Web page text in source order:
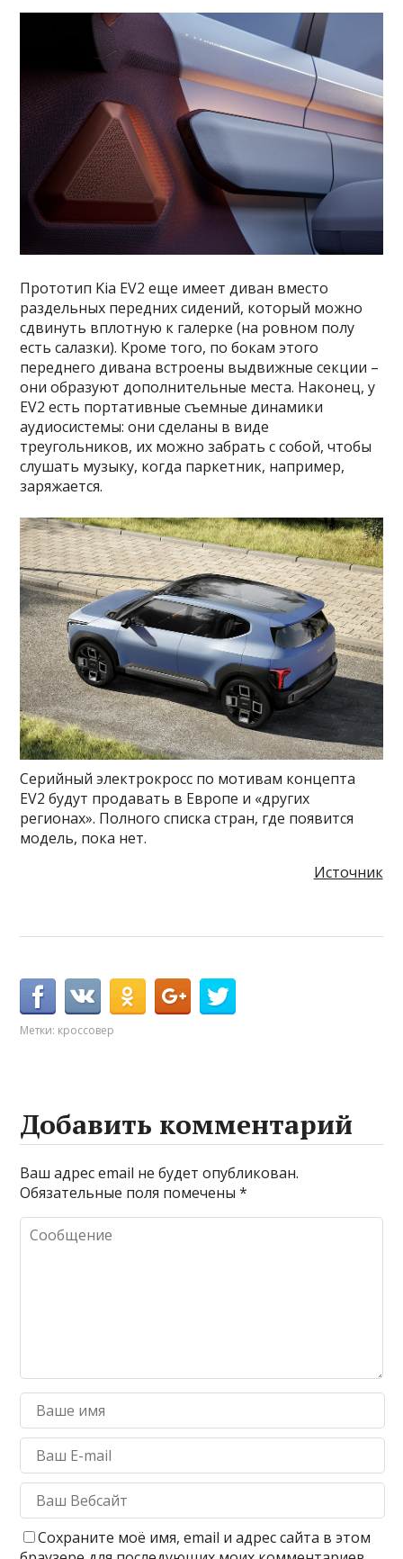
Прототип Kia EV2 еще имеет диван вместо
раздельных передних сидений, который можно
сдвинуть вплотную к галерке (на ровном полу
есть салазки). Кроме того, по бокам этого
переднего дивана встроены выдвижные секции –
они образуют дополнительные места. Наконец, у
EV2 есть портативные съемные динамики
аудиосистемы: они сделаны в виде
треугольников, их можно забрать с собой, чтобы
слушать музыку, когда паркетник, например,
заряжается.
Серийный электрокросс по мотивам концепта
EV2 будут продавать в Европе и «других
регионах». Полного списка стран, где появится
модель, пока нет.
Источник
Метки: кроссовер
Добавить комментарий
Ваш адрес email не будет опубликован.
Обязательные поля помечены*
Сохраните моё имя, email и адрес сайта в этом